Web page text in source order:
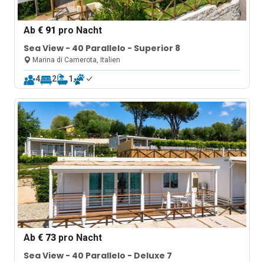
Ab€ 91 pro Nacht
Sea View - 40 Parallelo - Superior 8
Marina di Camerota, Italien
4 2 1
Ab€ 73 pro Nacht
Sea View - 40 Parallelo - Deluxe 7